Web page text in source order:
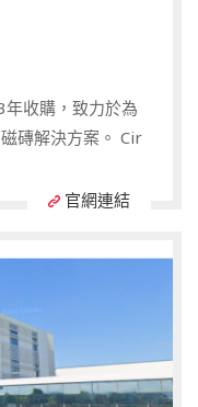
收購，致力於為
磚解決方案。 Cir
，以卓越的設計和
和紋理，力求滿足
對陶瓷文化的深刻
根基走向科技前
趣味性和娛樂性的
官網連結